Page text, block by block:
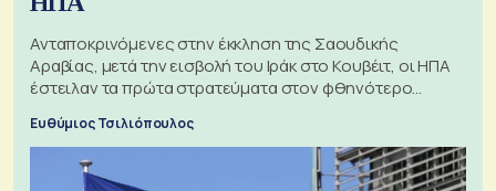
Ανταποκρινόμενες στην έκκληση της Σαουδικής
Αραβίας, μετά την εισβολή του Ιράκ στο Κουβέιτ, οι ΗΠΑ
έστειλαν τα πρώτα στρατεύματα στον φθηνότερο
Ευθύμιος Τσιλιόπουλος